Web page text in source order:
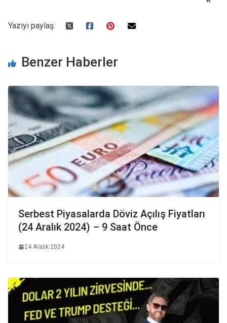
Yazıyı paylaş:
Benzer Haberler
Serbest Piyasalarda Döviz Açılış Fiyatları
(24 Aralık 2024) – 9 Saat Önce
24 Aralık 2024